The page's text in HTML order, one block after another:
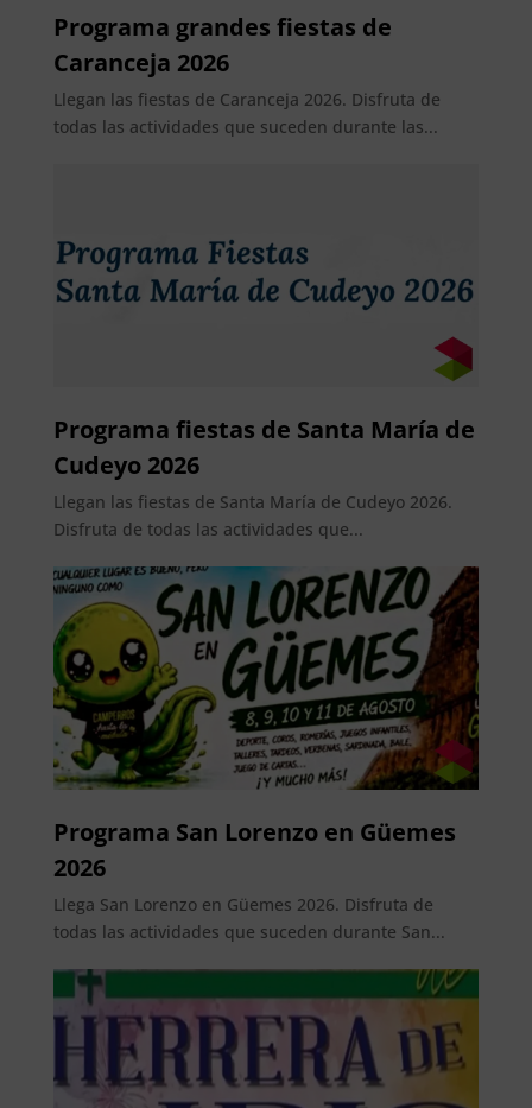
Programa grandes fiestas de
Caranceja 2026
Llegan las fiestas de Caranceja 2026. Disfruta de
todas las actividades que suceden durante las...
Programa fiestas de Santa María de
Cudeyo 2026
Llegan las fiestas de Santa María de Cudeyo 2026.
Disfruta de todas las actividades que...
Programa San Lorenzo en Güemes
2026
Llega San Lorenzo en Güemes 2026. Disfruta de
todas las actividades que suceden durante San...